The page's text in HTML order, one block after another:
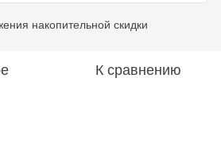
накопительной скидки
К сравнению